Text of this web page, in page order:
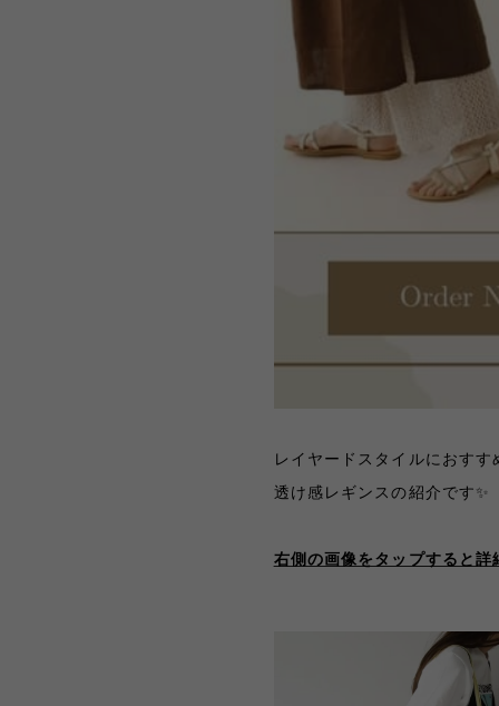
レイヤードスタイルにおすす
透け感レギンスの紹介です✨
右側の画像をタップすると